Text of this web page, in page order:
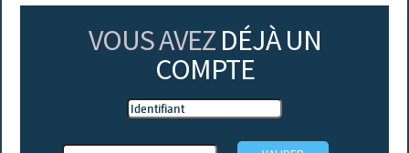
VOUS AVEZ DÉJÀ UN
COMPTE